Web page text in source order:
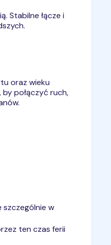
Stabilne łącze i
oraz wieku
połączyć ruch,
szczególnie w
ten czas ferii